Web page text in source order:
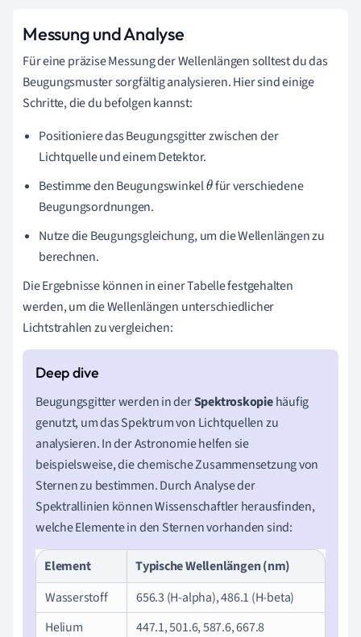
Messung und Analyse
Für eine präzise Messung der Wellenlängen solltest du das
Beugungsmuster sorgfältig analysieren. Hier sind einige
Schritte, die du befolgen kannst:
Positioniere das Beugungsgitter zwischen der
Lichtquelle und einem Detektor.
Bestimme den Beugungswinkelθfür verschiedene
Beugungsordnungen.
Nutze die Beugungsgleichung, um die Wellenlängen zu
berechnen.
Die Ergebnisse können in einer Tabelle festgehalten
werden, um die Wellenlängen unterschiedlicher
Lichtstrahlen zu vergleichen:
Beugungsgitter werden in derSpektroskopiehäufig
genutzt, um das Spektrum von Lichtquellen zu
analysieren. In der Astronomie helfen sie
beispielsweise, die chemische Zusammensetzung von
Sternen zu bestimmen. Durch Analyse der
Spektrallinien können Wissenschaftler herausfinden,
welche Elemente in den Sternen vorhanden sind:
Element
Typische Wellenlängen (nm)
Wasserstoff
656.3 (H-alpha), 486.1 (H-beta)
Helium
447.1, 501.6, 587.6, 667.8